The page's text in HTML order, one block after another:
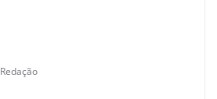
Redação